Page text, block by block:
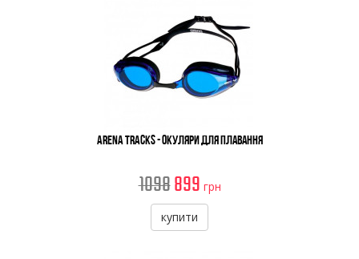
Arena Tracks - Окуляри Для Плавання
1098 899 грн
купити